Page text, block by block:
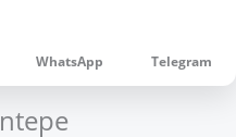
WhatsApp Telegram